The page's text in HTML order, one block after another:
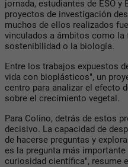
jornada, estudiantes de ESO
proyectos de investigación
muchos de ellos realizados
vinculados a ámbitos como la
sostenibilidad o la biología.
Entre los trabajos expuestos
vida con bioplásticos", un
centro para analizar el efecto
sobre el crecimiento vegetal.
Para Colino, detrás de estos
decisivo. La capacidad de
de hacerse preguntas y
es la pregunta más
curiosidad científica", resume